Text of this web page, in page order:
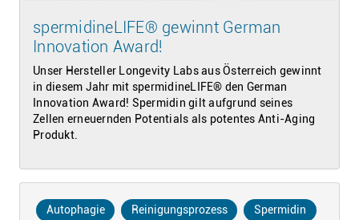
spermidineLIFE® gewinnt German
Innovation Award!
Unser Hersteller Longevity Labs aus Österreich gewinnt
in diesem Jahr mit spermidineLIFE® den German
Innovation Award! Spermidin gilt aufgrund seines
Zellen erneuernden Potentials als potentes Anti-Aging
Produkt.
Autophagie Reinigungsprozess Spermidin